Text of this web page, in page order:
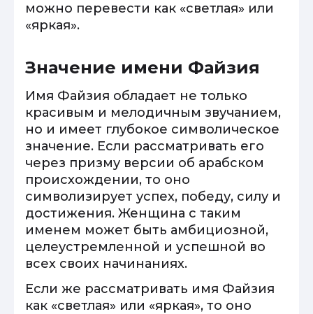
можно перевести как «светлая» или
«яркая».
Значение имени Файзия
Имя Файзия обладает не только
красивым и мелодичным звучанием,
но и имеет глубокое символическое
значение. Если рассматривать его
через призму версии об арабском
происхождении, то оно
символизирует успех, победу, силу и
достижения. Женщина с таким
именем может быть амбициозной,
целеустремленной и успешной во
всех своих начинаниях.
Если же рассматривать имя Файзия
как «светлая» или «яркая», то оно